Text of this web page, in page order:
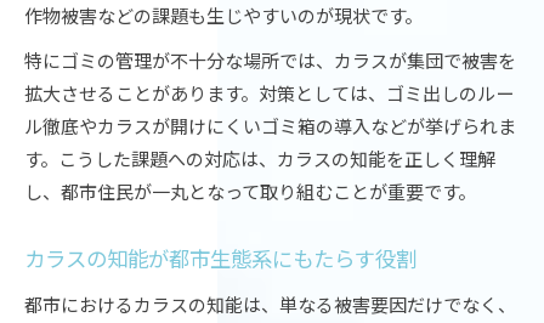
作物被害などの課題も生じやすいのが現状です。
特にゴミの管理が不十分な場所では、カラスが集団で被害を
拡大させることがあります。対策としては、ゴミ出しのルー
ル徹底やカラスが開けにくいゴミ箱の導入などが挙げられま
す。こうした課題への対応は、カラスの知能を正しく理解
し、都市住民が一丸となって取り組むことが重要です。
カラスの知能が都市生態系にもたらす役割
都市におけるカラスの知能は、単なる被害要因だけでなく、